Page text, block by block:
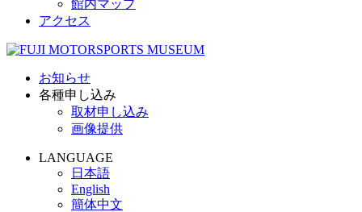
館内マップ
アクセス
お知らせ
各種申し込み
取材申し込み
画像提供
LANGUAGE
日本語
English
簡体中文